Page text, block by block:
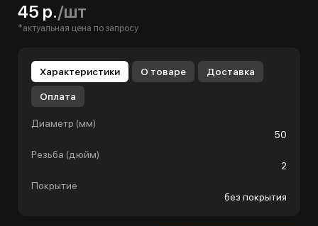
45 р./шт
*актуальная цена по запросу
Характеристики О товаре Доставка
Оплата
Диаметр (мм)
50
Резьба (дюйм)
2
Покрытие
без покрытия